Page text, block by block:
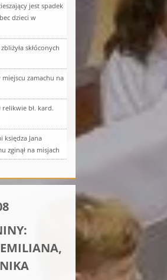
jest spadek
dzieci w
skłóconych
miejscu zamachu na
relikwie bł. kard.
księdza Jana
zginął na misjach